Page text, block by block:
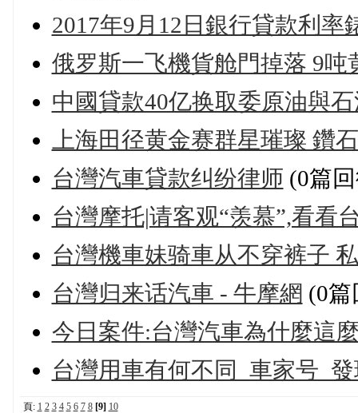
2017年9月12日銀行貸款利率
俄罗斯一飞機貨舱門掉落 9吨
中國貸款40亿换取委原油與
上海田径黄金赛群星璀璨 鑽
台灣汽車貸款纠纷律师 (0篇
台灣摩托|请客观“羡慕”,看看
台灣機車妹骑車从不穿裤子
台灣归来话汽車 - 牛摩網 (0篇
今日案件:台灣汽車為什麼這
台灣用車有何不同_車家号_
頁: 1 2 3 4 5 6 7 8 [9] 10